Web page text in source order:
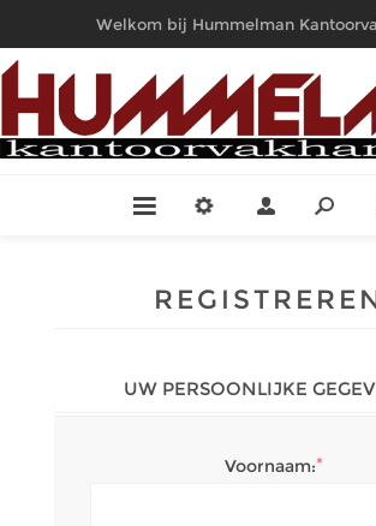
Welkom bij Hummelman
UW PERSOONLIJKE
Voornaam:*